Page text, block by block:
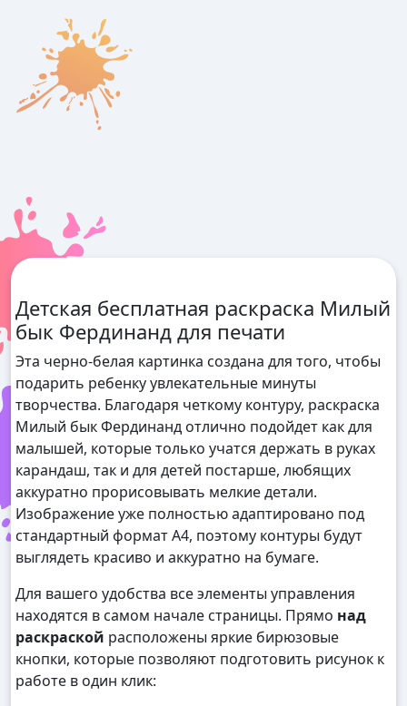
Детская бесплатная раскраска Милый
бык Фердинанд для печати
Эта черно-белая картинка создана для того, чтобы
подарить ребенку увлекательные минуты
творчества. Благодаря четкому контуру, раскраска
Милый бык Фердинанд отлично подойдет как для
малышей, которые только учатся держать в руках
карандаш, так и для детей постарше, любящих
аккуратно прорисовывать мелкие детали.
Изображение уже полностью адаптировано под
стандартный формат А4, поэтому контуры будут
выглядеть красиво и аккуратно на бумаге.
Для вашего удобства все элементы управления
находятся в самом начале страницы. Прямо над
раскраской расположены яркие бирюзовые
кнопки, которые позволяют подготовить рисунок к
работе в один клик: